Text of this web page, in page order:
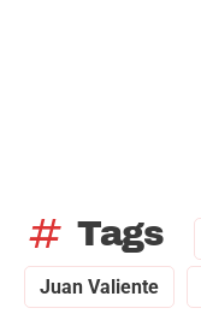
tag Tags
Juan Valiente